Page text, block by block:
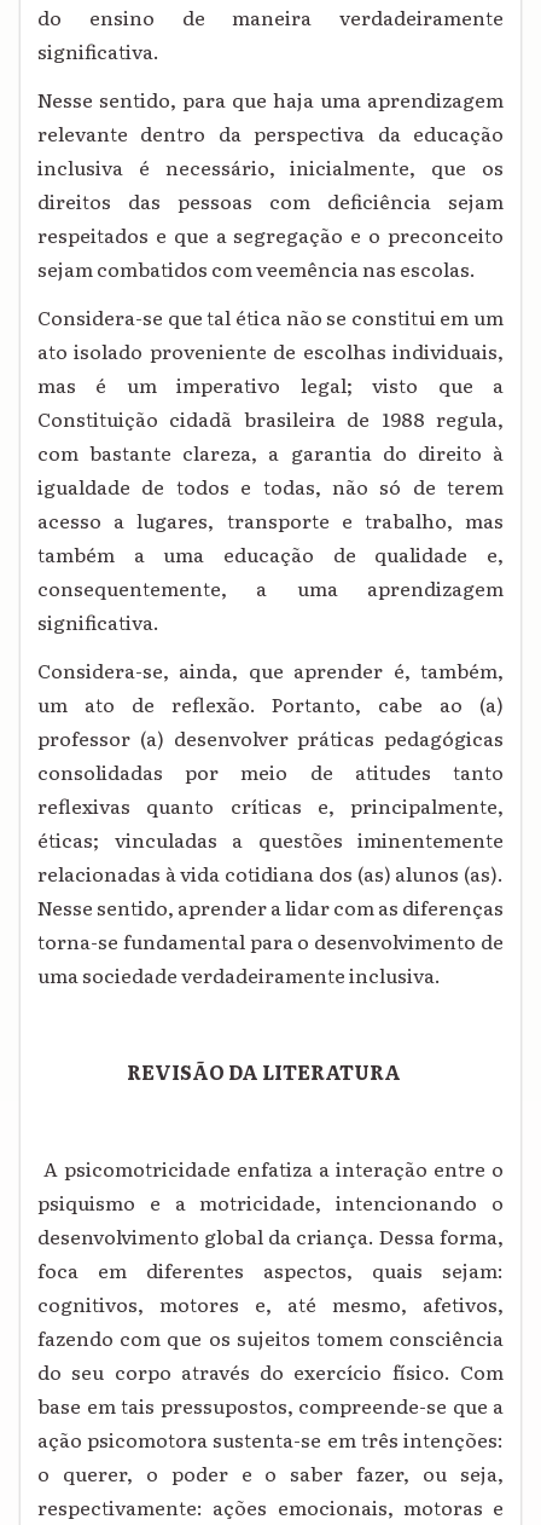
do ensino de maneira verdadeiramente
significativa.
Nesse sentido, para que haja uma aprendizagem
relevante dentro da perspectiva da educação
inclusiva é necessário, inicialmente, que os
direitos das pessoas com deficiência sejam
respeitados e que a segregação e o preconceito
sejam combatidos com veemência nas escolas.
Considera-se que tal ética não se constitui em um
ato isolado proveniente de escolhas individuais,
mas é um imperativo legal; visto que a
Constituição cidadã brasileira de 1988 regula,
com bastante clareza, a garantia do direito à
igualdade de todos e todas, não só de terem
acesso a lugares, transporte e trabalho, mas
também a uma educação de qualidade e,
consequentemente, a uma aprendizagem
significativa.
Considera-se, ainda, que aprender é, também,
um ato de reflexão. Portanto, cabe ao (a)
professor (a) desenvolver práticas pedagógicas
consolidadas por meio de atitudes tanto
reflexivas quanto críticas e, principalmente,
éticas; vinculadas a questões iminentemente
relacionadas à vida cotidiana dos (as) alunos (as).
Nesse sentido, aprender a lidar com as diferenças
torna-se fundamental para o desenvolvimento de
uma sociedade verdadeiramente inclusiva.
REVISÃO DA LITERATURA
A psicomotricidade enfatiza a interação entre o
psiquismo e a motricidade, intencionando o
desenvolvimento global da criança. Dessa forma,
foca em diferentes aspectos, quais sejam:
cognitivos, motores e, até mesmo, afetivos,
fazendo com que os sujeitos tomem consciência
do seu corpo através do exercício físico. Com
base em tais pressupostos, compreende-se que a
ação psicomotora sustenta-se em três intenções:
o querer, o poder e o saber fazer, ou seja,
respectivamente: ações emocionais, motoras e